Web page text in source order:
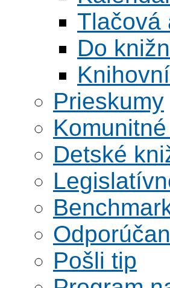
Tlačová
Do
Prieskumy
Detské
Pošli tip